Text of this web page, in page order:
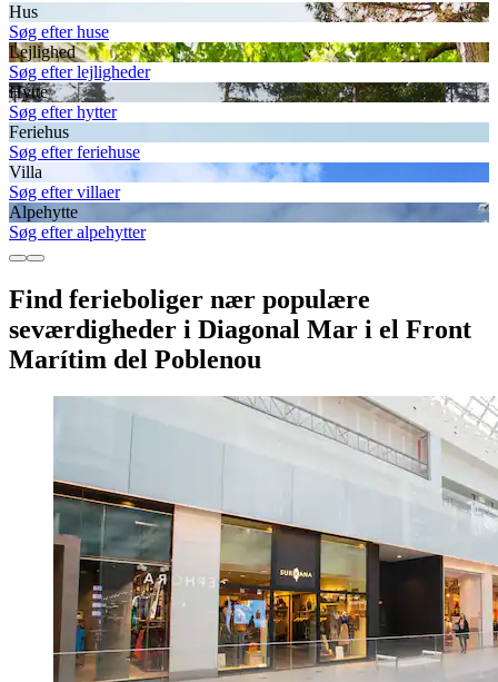
Hus
Søg efter huse
Lejlighed
Søg efter lejligheder
Hytte
Søg efter hytter
Feriehus
Søg efter feriehuse
Villa
Søg efter villaer
Alpehytte
Søg efter alpehytter
Find ferieboliger nær populære
seværdigheder i Diagonal Mar i el Front
Marítim del Poblenou